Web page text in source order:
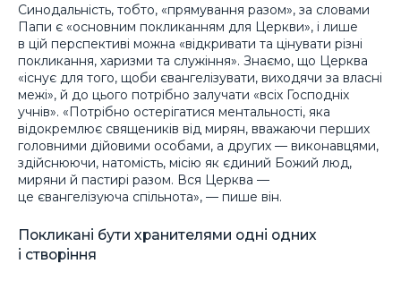
Синодальність, тобто, «прямування разом», за словами
Папи є «основним покликанням для Церкви», і лише
в цій перспективі можна «відкривати та цінувати різні
покликання, харизми та служіння». Знаємо, що Церква
«існує для того, щоби євангелізувати, виходячи за власні
межі», й до цього потрібно залучати «всіх Господніх
учнів». «Потрібно остерігатися ментальності, яка
відокремлює священиків від мирян, вважаючи перших
головними дійовими особами, а других — виконавцями,
здійснюючи, натомість, місію як єдиний Божий люд,
миряни й пастирі разом. Вся Церква —
це євангелізуюча спільнота», — пише він.
Покликані бути хранителями одні одних
і створіння